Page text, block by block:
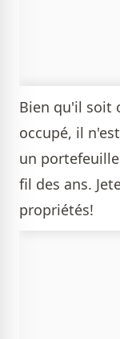
Bien qu'il soit
occupé, il
un
fil des ans.
propriétés!